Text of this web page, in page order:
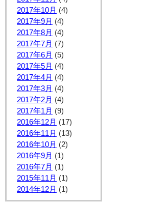
2017年10月 (4)
2017年9月 (4)
2017年8月 (4)
2017年7月 (7)
2017年6月 (5)
2017年5月 (4)
2017年4月 (4)
2017年3月 (4)
2017年2月 (4)
2017年1月 (9)
2016年12月 (17)
2016年11月 (13)
2016年10月 (2)
2016年9月 (1)
2016年7月 (1)
2015年11月 (1)
2014年12月 (1)